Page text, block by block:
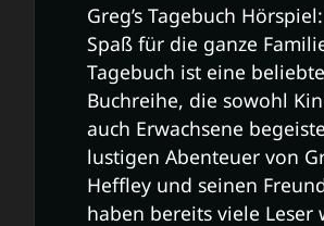
Greg’s Tagebuch
Spaß für die ganze
Tagebuch ist eine beliebte
Buchreihe, die sowohl
auch Erwachsene
lustigen Abenteuer von
Heffley und seinen
haben bereits viele Leser